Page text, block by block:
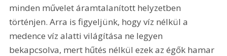
minden művelet áramtalanított helyzetben
történjen. Arra is figyeljünk, hogy víz nélkül a
medence víz alatti világítása ne legyen
bekapcsolva, mert hűtés nélkül ezek az égők hamar